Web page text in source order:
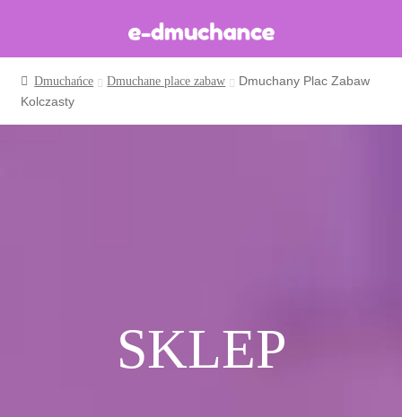
Dmuchańce w magazynie
Produkcja Dmuchańców
Dmuchańce Dmuchane place zabaw
Dmuchany Plac Zabaw
Kolczasty